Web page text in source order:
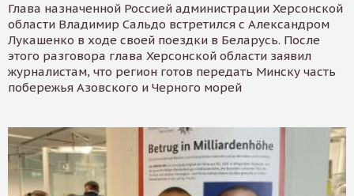
Глава назначенной Россией администрации Херсонской
области Владимир Сальдо встретился с Александром
Лукашенко в ходе своей поездки в Беларусь. После
этого разговора глава Херсонской области заявил
журналистам, что регион готов передать Минску часть
побережья Азовского и Черного морей